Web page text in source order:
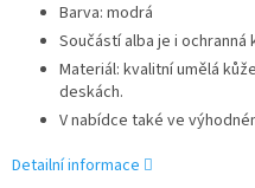
Barva: modrá
Součástí alba je i ochranná
Materiál: kvalitní umělá
deskách.
V nabídce také ve
Detailní informace